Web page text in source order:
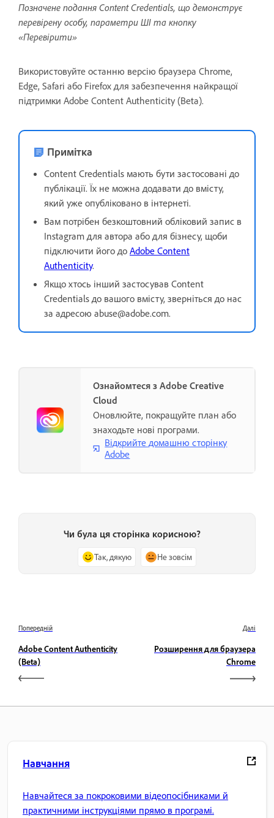
Позначене подання Content Credentials, що демонструє
перевірену особу, параметри ШІ та кнопку
«Перевірити»
Використовуйте останню версію браузера Chrome,
Edge, Safari або Firefox для забезпечення найкращої
підтримки Adobe Content Authenticity (Beta).
Примітка
Content Credentials мають бути застосовані до
публікації. Їх не можна додавати до вмісту,
який уже опубліковано в інтернеті.
Вам потрібен безкоштовний обліковий запис в
Instagram для автора або для бізнесу, щоби
підключити його до Adobe Content
Authenticity.
Якщо хтось інший застосував Content
Credentials до вашого вмісту, зверніться до нас
за адресою abuse@adobe.com.
Ознайомтеся з Adobe Creative
Cloud
Оновлюйте, покращуйте план або
знаходьте нові програми.
Відкрийте домашню сторінку
Adobe
Чи була ця сторінка корисною?
Так, дякую Не зовсім
Попередній
Adobe Content Authenticity
(Beta)
Далі
Розширення для браузера
Chrome
Навчання
Навчайтеся за покроковими відеопосібниками й
практичними інструкціями прямо в програмі.